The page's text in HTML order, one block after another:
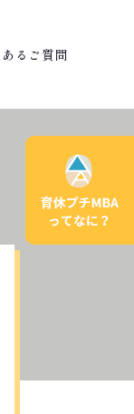
るご質問